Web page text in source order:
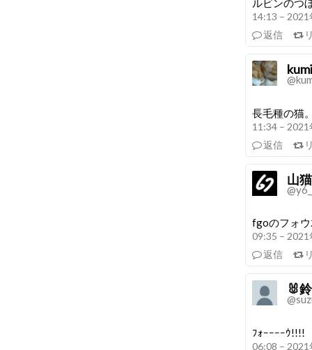
ルビンのつ
14:13 – 2021
返信
長毛種の猫
11:34 – 2021
返信
山
fgoのフォ
09:35 – 2021
返信
🐰
ﾌｫｰｰｰｰｳ!!!!
06:08 – 2021